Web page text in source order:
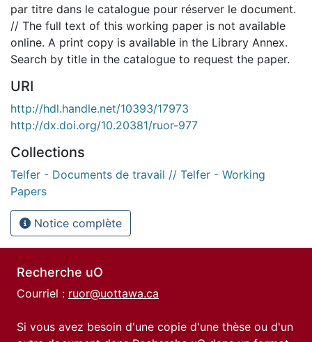
par titre dans le catalogue pour réserver le document.
// The full text of this working paper is not available
online. A print copy is available in the Library Annex.
Search by title in the catalogue to request the paper.
URI
http://hdl.handle.net/10393/17973
http://dx.doi.org/10.20381/ruor-977
Collections
Telfer - Documents de travail // Telfer - Working
Papers
Notice complète
Recherche uO
Courriel : ruor@uottawa.ca
Si vous avez besoin d'une copie d'une thèse ou d'un